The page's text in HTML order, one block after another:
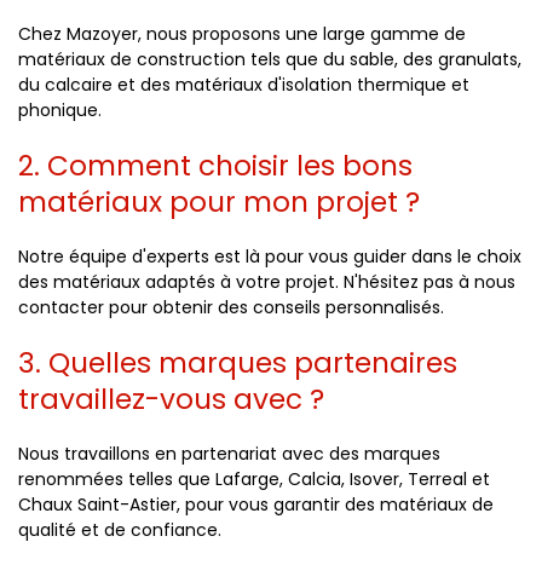
Chez Mazoyer, nous proposons une large gamme de
matériaux de construction tels que du sable, des granulats,
du calcaire et des matériaux d'isolation thermique et
phonique.
2. Comment choisir les bons
matériaux pour mon projet ?
Notre équipe d'experts est là pour vous guider dans le choix
des matériaux adaptés à votre projet. N'hésitez pas à nous
contacter pour obtenir des conseils personnalisés.
3. Quelles marques partenaires
travaillez-vous avec ?
Nous travaillons en partenariat avec des marques
renommées telles que Lafarge, Calcia, Isover, Terreal et
Chaux Saint-Astier, pour vous garantir des matériaux de
qualité et de confiance.